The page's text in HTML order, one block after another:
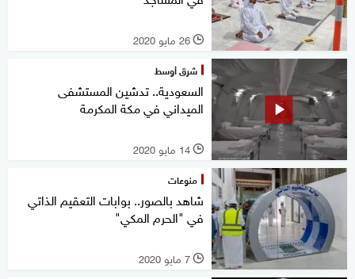
l 26 مايو 2020
شرق أوسط
السعودية.. تدشين المستشفى
الميداني في مكة المكرمة
l 14 مايو 2020
منوعات
شاهد بالصور.. بوابات التعقيم الذاتي
في "الحرم المكي"
l 7 مايو 2020